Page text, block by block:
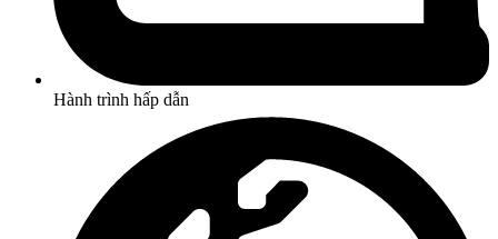
Hành trình hấp dẫn